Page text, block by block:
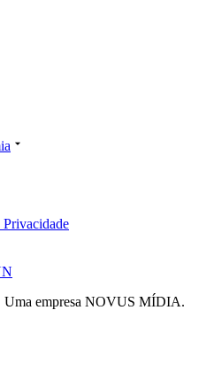
empresa NOVUS MÍDIA.